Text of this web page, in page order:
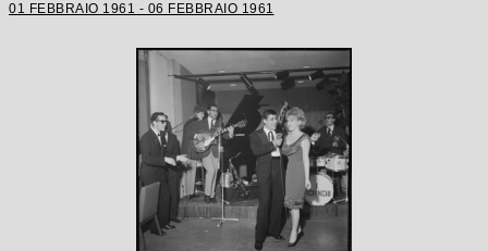
01 FEBBRAIO 1961 - 06 FEBBRAIO 1961